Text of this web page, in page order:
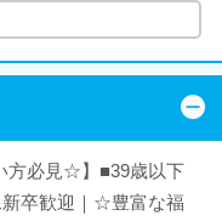
方必見☆】■39歳以下
卒歓迎｜☆豊富な福